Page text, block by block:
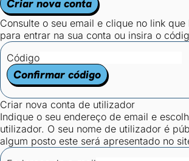
Criar nova conta
Consulte o seu email e clique no link
para entrar na sua conta ou insira o
Código
Confirmar código
Criar nova conta de utilizador
Indique o seu endereço de email e
utilizador. O seu nome de utilizador é
algum posto este será apresentado no